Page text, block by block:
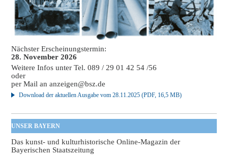
Nächster Erscheinungstermin:
28. November 2026
Weitere Infos unter Tel. 089 / 29 01 42 54 /56
oder
per Mail ananzeigen@bsz.de
Download der aktuellen Ausgabe vom 28.11.2025 (PDF, 16,5 MB)
UNSER BAYERN
Das kunst- und kulturhistorische Online-Magazin der
Bayerischen Staatszeitung